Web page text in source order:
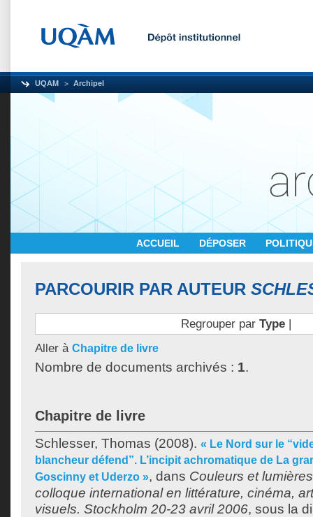
UQAM Archipel
ACCUEIL DÉPOSER
PARCOURIR PAR AUTEUR
Regrouper par Type|
Aller à Chapitre de livre
Nombre de documents archivés : 1.
Chapitre de livre
Schlesser, Thomas (2008). « Le Nord sur le
blancheur défend”. L’incipit achromatique de La
Goscinny et Uderzo », dans Couleurs et
colloque international en littérature, cinéma,
visuels. Stockholm 20-23 avril 2006, sous la